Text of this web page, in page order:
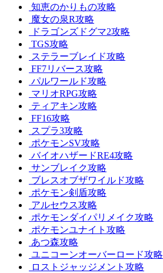
知恵のかりもの攻略
魔女の泉R攻略
ドラゴンズドグマ2攻略
TGS攻略
ステラーブレイド攻略
FF7リバース攻略
パルワールド攻略
マリオRPG攻略
ティアキン攻略
FF16攻略
スプラ3攻略
ポケモンSV攻略
バイオハザードRE4攻略
サンブレイク攻略
ブレスオブザワイルド攻略
ポケモン剣盾攻略
アルセウス攻略
ポケモンダイパリメイク攻略
ポケモンユナイト攻略
あつ森攻略
ユニコーンオーバーロード攻略
ロストジャッジメント攻略